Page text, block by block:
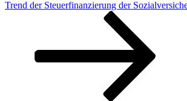
Beitrag
Trend der Steuerfinanzierung der